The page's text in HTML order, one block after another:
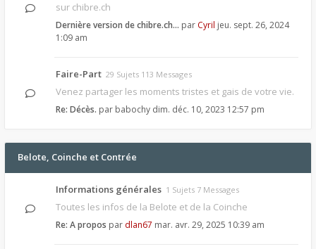
sur chibre.ch
Dernière version de chibre.ch… par Cyril jeu. sept. 26, 2024
1:09 am
Faire-Part 29 Sujets 113 Messages
Venez partager les moments tristes et gais de votre vie.
Re: Décès. par babochy dim. déc. 10, 2023 12:57 pm
Belote, Coinche et Contrée
Informations générales 1 Sujets 7 Messages
Toutes les infos de la Belote et de la Coinche
Re: A propos par dlan67 mar. avr. 29, 2025 10:39 am